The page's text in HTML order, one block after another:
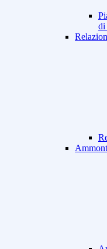
di